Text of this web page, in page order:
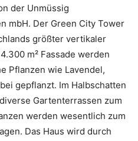
der Unmüssig
mbH. Der Green City Tower
größter vertikaler
m² Fassade werden
Pflanzen wie Lavendel,
gepflanzt. Im Halbschatten
Gartenterrassen zum
werden wesentlich zum
Das Haus wird durch